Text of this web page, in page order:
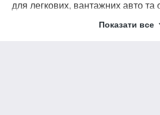
для легкових, вантажних авто та
надійну роботу навіть заПоказати все